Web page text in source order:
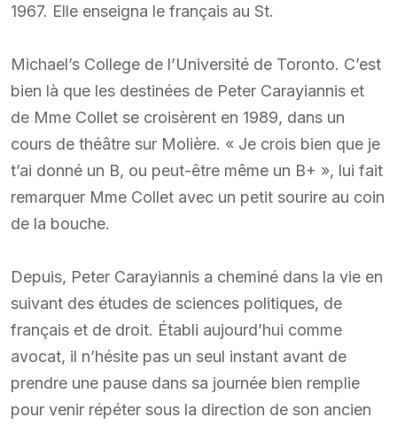
1967. Elle enseigna le français au St.
Michael’s College de l’Université de Toronto. C’est
bien là que les destinées de Peter Carayiannis et
de Mme Collet se croisèrent en 1989, dans un
cours de théâtre sur Molière. « Je crois bien que je
t’ai donné un B, ou peut-être même un B+ », lui fait
remarquer Mme Collet avec un petit sourire au coin
de la bouche.
Depuis, Peter Carayiannis a cheminé dans la vie en
suivant des études de sciences politiques, de
français et de droit. Établi aujourd’hui comme
avocat, il n’hésite pas un seul instant avant de
prendre une pause dans sa journée bien remplie
pour venir répéter sous la direction de son ancien